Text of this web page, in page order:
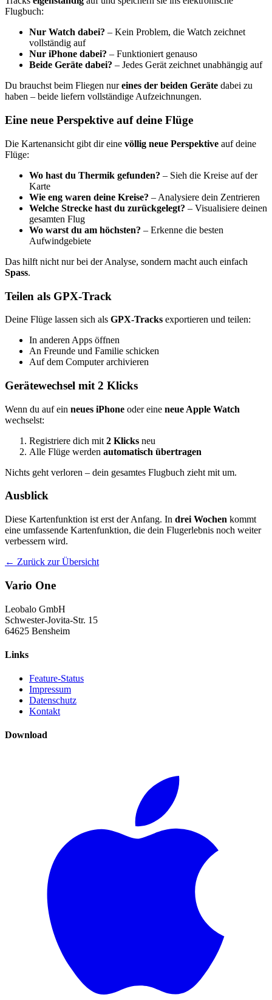
Flugbuch:
Nur Watch dabei? – Kein Problem, die Watch zeichnet
vollständig auf
Nur iPhone dabei? – Funktioniert genauso
Beide Geräte dabei? – Jedes Gerät zeichnet unabhängig auf
Du brauchst beim Fliegen nureines der beiden Geräte dabei zu
haben – beide liefern vollständige Aufzeichnungen.
Eine neue Perspektive auf deine Flüge
Die Kartenansicht gibt dir eine völlig neue Perspektive auf deine
Flüge:
Wo hast du Thermik gefunden? – Sieh die Kreise auf der
Karte
Wie eng waren deine Kreise? – Analysiere dein Zentrieren
Welche Strecke hast du zurückgelegt? – Visualisiere deinen
gesamten Flug
Wo warst du am höchsten? – Erkenne die besten
Aufwindgebiete
Das hilft nicht nur bei der Analyse, sondern macht auch einfach
Spass.
Teilen als GPX-Track
Deine Flüge lassen sich als GPX-Tracks exportieren und teilen:
In anderen Apps öffnen
An Freunde und Familie schicken
Auf dem Computer archivieren
Gerätewechsel mit 2 Klicks
Wenn du auf ein neues iPhone oder eine neue Apple Watch
wechselst:
Registriere dich mit 2 Klicks neu
Alle Flüge werden automatisch übertragen
Nichts geht verloren – dein gesamtes Flugbuch zieht mit um.
Ausblick
Diese Kartenfunktion ist erst der Anfang. In drei Wochen kommt
eine umfassende Kartenfunktion, die dein Flugerlebnis noch weiter
verbessern wird.
← Zurück zur Übersicht
Vario One
Leobalo GmbH
Schwester-Jovita-Str. 15
64625 Bensheim
Links
Feature-Status
Impressum
Datenschutz
Kontakt
Download